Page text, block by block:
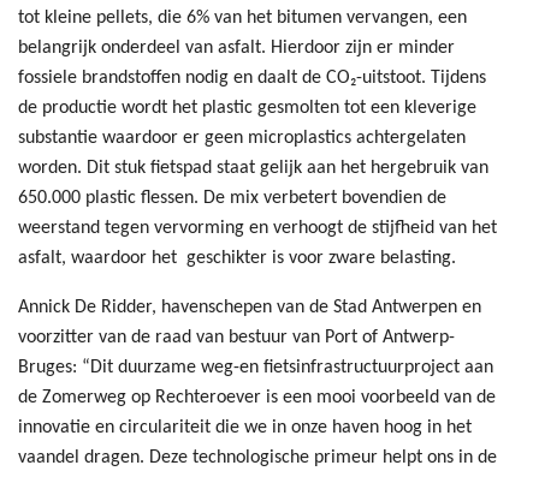
tot kleine pellets, die 6% van het bitumen vervangen, een
belangrijk onderdeel van asfalt. Hierdoor zijn er minder
fossiele brandstoffen nodig en daalt de CO₂-uitstoot. Tijdens
de productie wordt het plastic gesmolten tot een kleverige
substantie waardoor er geen microplastics achtergelaten
worden. Dit stuk fietspad staat gelijk aan het hergebruik van
650.000 plastic flessen. De mix verbetert bovendien de
weerstand tegen vervorming en verhoogt de stijfheid van het
asfalt, waardoor het ​ geschikter is voor zware belasting.
Annick De Ridder, havenschepen van de Stad Antwerpen en
voorzitter van de raad van bestuur van Port of Antwerp-
Bruges: “Dit duurzame weg-en fietsinfrastructuurproject aan
de Zomerweg op Rechteroever is een mooi voorbeeld van de
innovatie en circulariteit die we in onze haven hoog in het
vaandel dragen. Deze technologische primeur helpt ons in de